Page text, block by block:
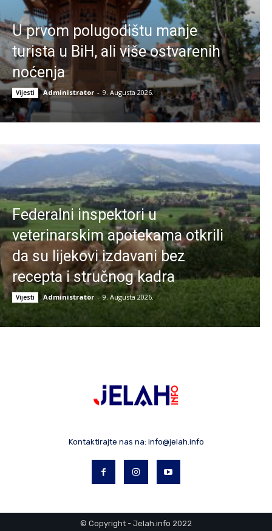
U prvom polugodištu manje
turista u BiH, ali više ostvarenih
noćenja
Vijesti Administrator - 9. Augusta 2026.
Federalni inspektori u
veterinarskim apotekama otkrili
da su lijekovi izdavani bez
recepta i stručnog kadra
Vijesti Administrator - 9. Augusta 2026.
Kontaktirajte nas na: info@jelah.info
© Copyright - Jelah.info 2022